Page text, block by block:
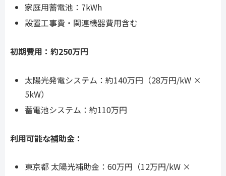
家庭用蓄電池：7kWh
設置工事費・関連機器費用含む
初期費用：約250万円
太陽光発電システム：約140万円（28万円/kW ×
5kW）
蓄電池システム：約110万円
利用可能な補助金：
東京都 太陽光補助金：60万円（12万円/kW ×